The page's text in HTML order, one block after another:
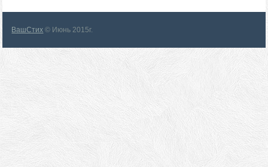
ВашСтих © Июнь 2015г.